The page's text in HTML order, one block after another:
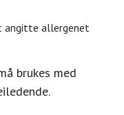
angitte allergenet
brukes med